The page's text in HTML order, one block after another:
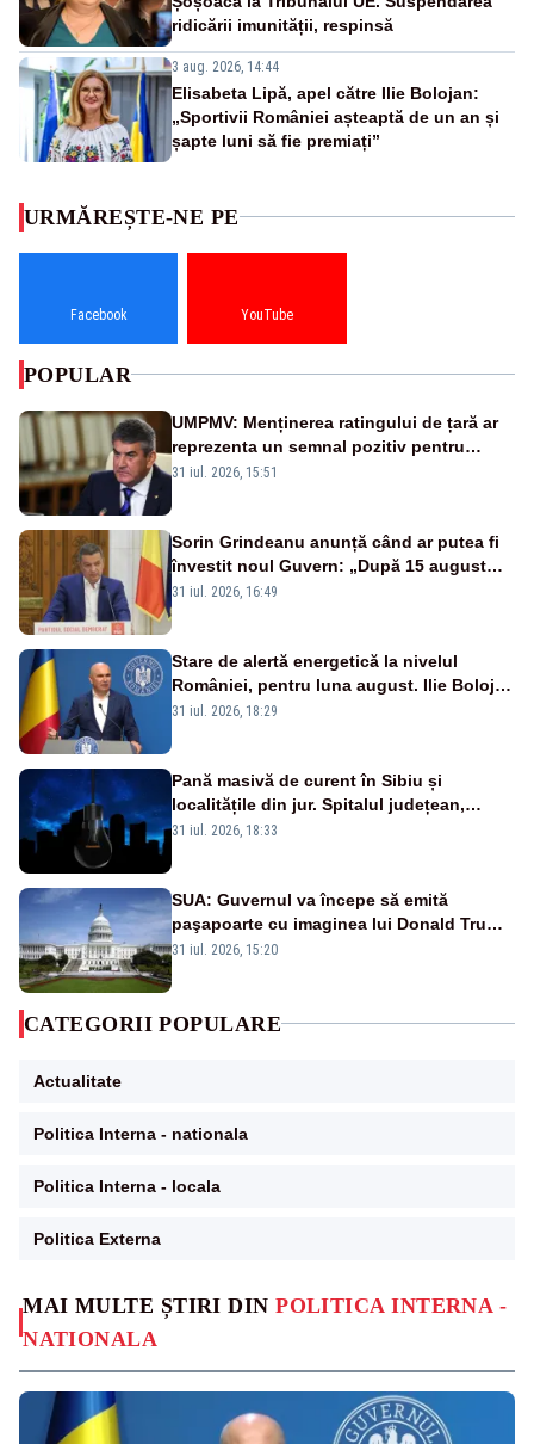
ridicării imunității, respinsă
3 aug. 2026, 14:44
Elisabeta Lipă, apel către Ilie Bolojan:
„Sportivii României așteaptă de un an și
șapte luni să fie premiați”
MAI MULTE ȘTIRI DINPOLITICA INTERNA -
NATIONALA
URMĂREȘTE-NE PE
Facebook YouTube
POPULAR
UMPMV: Menținerea ratingului de țară ar
reprezenta un semnal pozitiv pentru
România. Autoritățile trebuie să continue
31 iul. 2026, 15:51
Sorin Grindeanu anunță când ar putea fi
învestit noul Guvern: „După 15 august
sunt șanse mai mari”
31 iul. 2026, 16:49
Stare de alertă energetică la nivelul
României, pentru luna august. Ilie Bolojan
a anunțat importuri și posibile restricții –
31 iul. 2026, 18:29
Pană masivă de curent în Sibiu și
localitățile din jur. Spitalul județean,
semafoarele, rețelele de telefonie, grav
31 iul. 2026, 18:33
SUA: Guvernul va începe să emită
paşapoarte cu imaginea lui Donald Trump
începând cu 8 august
31 iul. 2026, 15:20
CATEGORII POPULARE
Actualitate
Politica Interna - nationala
Politica Interna - locala
Politica Externa